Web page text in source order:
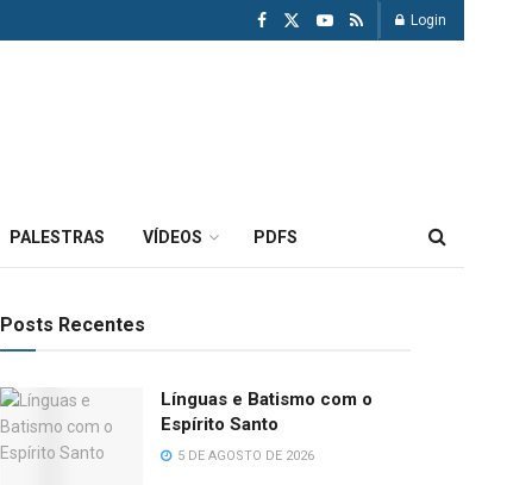
Login
PALESTRAS VÍDEOS PDFS
Posts Recentes
Línguas e Batismo com o
Espírito Santo
5 DE AGOSTO DE 2026